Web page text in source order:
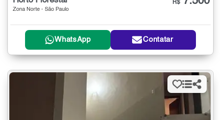
Zona Norte - São Paulo
R$
WhatsApp Contatar